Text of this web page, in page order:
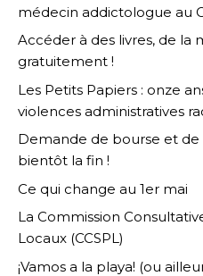
médecin addictologue au
Accéder à des livres, de la
gratuitement !
Les Petits Papiers : onze
violences administratives
Demande de bourse et
bientôt la fin !
Ce qui change au 1er mai
La Commission
Locaux (CCSPL)
¡Vamos a la playa! (ou